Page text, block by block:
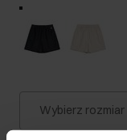
Wybierz rozmiar